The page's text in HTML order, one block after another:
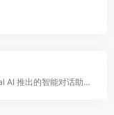
Mistral Le Chat 是由法国 AI 公司 Mistral AI 推出的智能对话助手，基于其自研的高性能大语言模型构建。